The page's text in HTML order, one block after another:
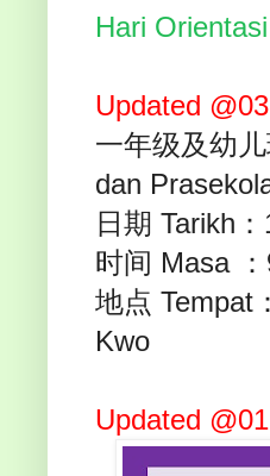
Hari
Updated
一年级及幼
dan
日期 Tarikh
时间 Masa
地点 Tempat
Kwo
Updated